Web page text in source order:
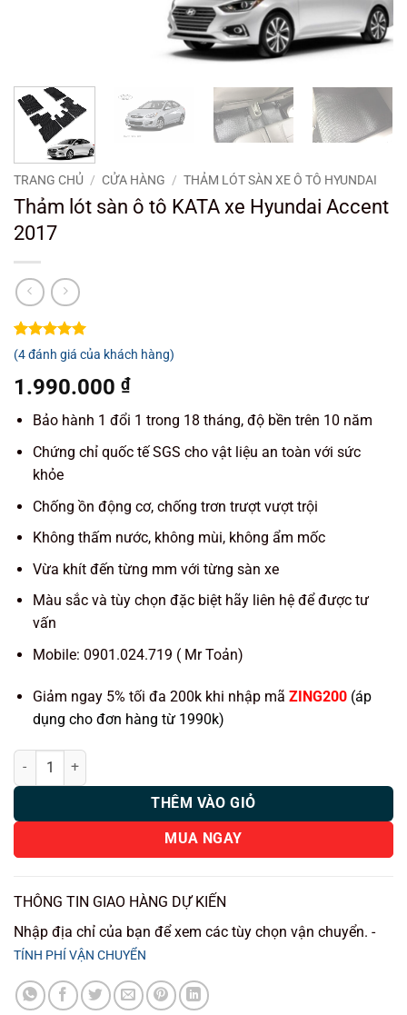
TRANG CHỦ / CỬA HÀNG / THẢM LÓT SÀN XE Ô TÔ HYUNDAI
Thảm lót sàn ô tô KATA xe Hyundai Accent
2017
5trên 5
dựa trên
4
đánh giá
(4đánh giá của khách hàng)
1.990.000 ₫
Bảo hành 1 đổi 1 trong 18 tháng, độ bền trên 10 năm
Chứng chỉ quốc tế SGS cho vật liệu an toàn với sức
khỏe
Chống ồn động cơ, chống trơn trượt vượt trội
Không thấm nước, không mùi, không ẩm mốc
Vừa khít đến từng mm với từng sàn xe
Màu sắc và tùy chọn đặc biệt hãy liên hệ để được tư
vấn
Mobile: 0901.024.719 ( Mr Toản)
Giảm ngay 5% tối đa 200k khi nhập mã ZING200 (áp
dụng cho đơn hàng từ 1990k)
Thảm lót sàn ô tô KATA xe Hyundai Accent 2017 số lượng
THÊM VÀO GIỎ
MUA NGAY
THÔNG TIN GIAO HÀNG DỰ KIẾN
Nhập địa chỉ của bạn để xem các tùy chọn vận chuyển. -
TÍNH PHÍ VẬN CHUYỂN